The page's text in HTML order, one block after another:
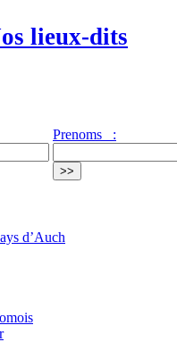
lieux-dits
Prenoms :
d’Auch